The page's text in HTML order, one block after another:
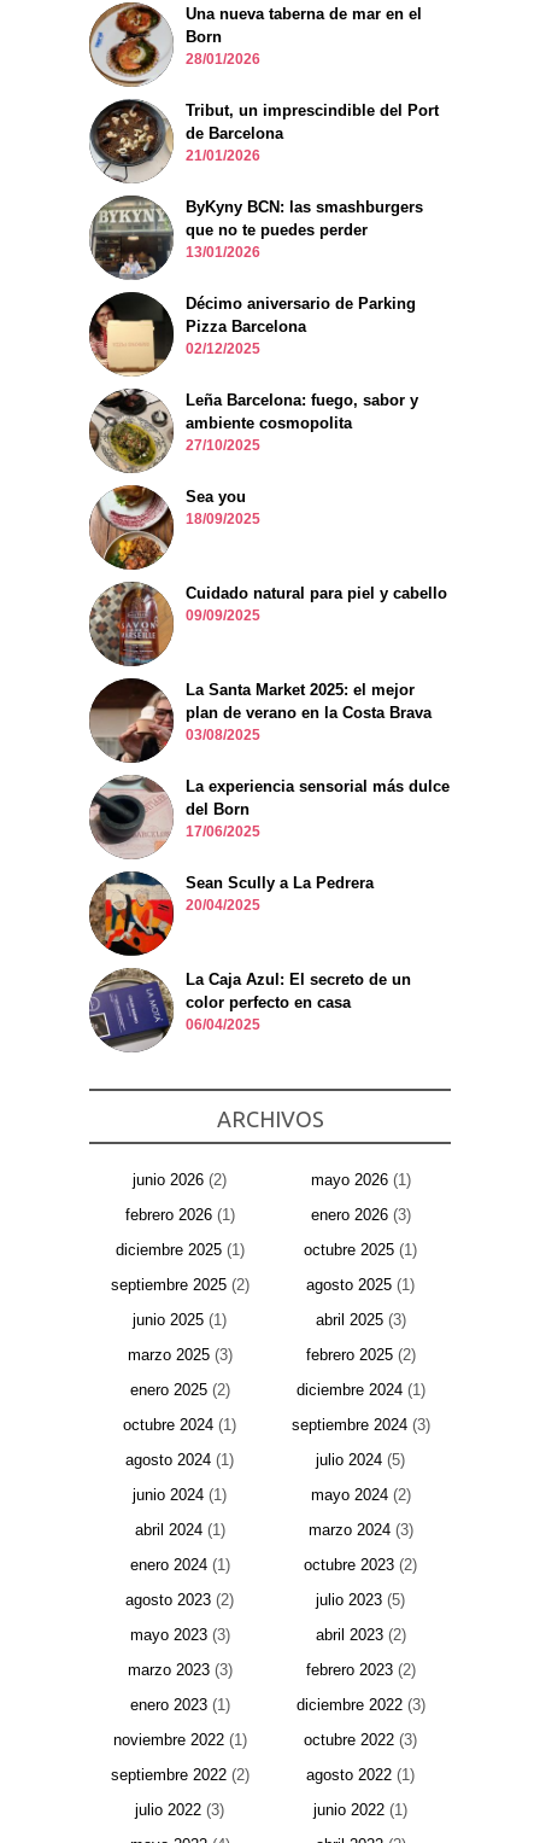
Una nueva taberna de mar en el
Born
28/01/2026
Tribut, un imprescindible del Port
de Barcelona
21/01/2026
ByKyny BCN: las smashburgers
que no te puedes perder
13/01/2026
Décimo aniversario de Parking
Pizza Barcelona
02/12/2025
Leña Barcelona: fuego, sabor y
ambiente cosmopolita
27/10/2025
Sea you
18/09/2025
Cuidado natural para piel y cabello
09/09/2025
La Santa Market 2025: el mejor
plan de verano en la Costa Brava
03/08/2025
La experiencia sensorial más dulce
del Born
17/06/2025
Sean Scully a La Pedrera
20/04/2025
La Caja Azul: El secreto de un
color perfecto en casa
06/04/2025
ARCHIVOS
junio 2026 (2) mayo 2026(1)
febrero 2026(1) enero 2026(3)
diciembre 2025(1) octubre 2025 (1)
septiembre 2025(2) agosto 2025 (1)
junio 2025 (1) abril 2025(3)
marzo 2025(3) febrero 2025(2)
enero 2025(2) diciembre 2024(1)
octubre 2024 (1) septiembre 2024(3)
agosto 2024 (1) julio 2024 (5)
junio 2024 (1) mayo 2024(2)
abril 2024(1) marzo 2024(3)
enero 2024(1) octubre 2023 (2)
agosto 2023 (2) julio 2023 (5)
mayo 2023(3) abril 2023(2)
marzo 2023(3) febrero 2023(2)
enero 2023(1) diciembre 2022(3)
noviembre 2022(1) octubre 2022 (3)
septiembre 2022(2) agosto 2022 (1)
julio 2022 (3) junio 2022 (1)